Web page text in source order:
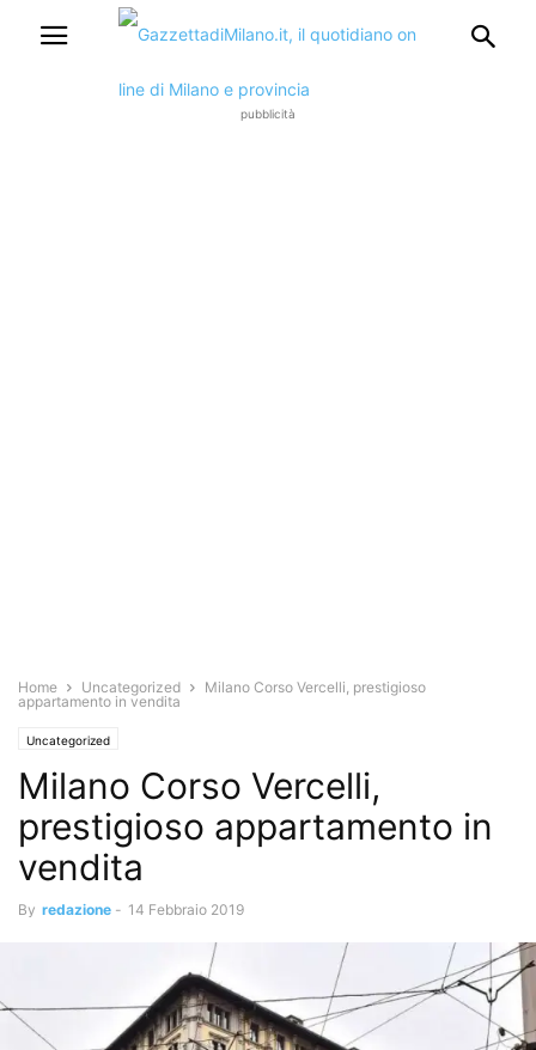
pubblicità
Home Uncategorized
Milano Corso Vercelli, prestigioso
appartamento in vendita
Uncategorized
Milano Corso Vercelli,
prestigioso appartamento in
vendita
By redazione - 14 Febbraio 2019